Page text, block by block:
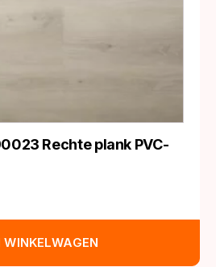
Rechte plank PVC-
WINKELWAGEN